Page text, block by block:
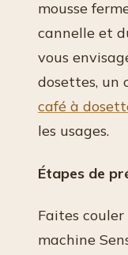
mousse
cannelle et
vous
dosettes, un
café à
les usages.
Étapes de
Faites
machine